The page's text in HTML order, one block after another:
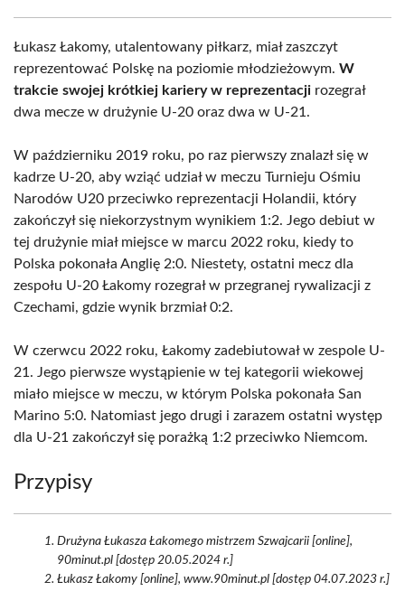
Łukasz Łakomy, utalentowany piłkarz, miał zaszczyt
reprezentować Polskę na poziomie młodzieżowym. W
trakcie swojej krótkiej kariery w reprezentacji rozegrał
dwa mecze w drużynie U-20 oraz dwa w U-21.
W październiku 2019 roku, po raz pierwszy znalazł się w
kadrze U-20, aby wziąć udział w meczu Turnieju Ośmiu
Narodów U20 przeciwko reprezentacji Holandii, który
zakończył się niekorzystnym wynikiem 1:2. Jego debiut w
tej drużynie miał miejsce w marcu 2022 roku, kiedy to
Polska pokonała Anglię 2:0. Niestety, ostatni mecz dla
zespołu U-20 Łakomy rozegrał w przegranej rywalizacji z
Czechami, gdzie wynik brzmiał 0:2.
W czerwcu 2022 roku, Łakomy zadebiutował w zespole U-
21. Jego pierwsze wystąpienie w tej kategorii wiekowej
miało miejsce w meczu, w którym Polska pokonała San
Marino 5:0. Natomiast jego drugi i zarazem ostatni występ
dla U-21 zakończył się porażką 1:2 przeciwko Niemcom.
Przypisy
Drużyna Łukasza Łakomego mistrzem Szwajcarii [online],
90minut.pl [dostęp 20.05.2024 r.]
Łukasz Łakomy [online], www.90minut.pl [dostęp 04.07.2023 r.]